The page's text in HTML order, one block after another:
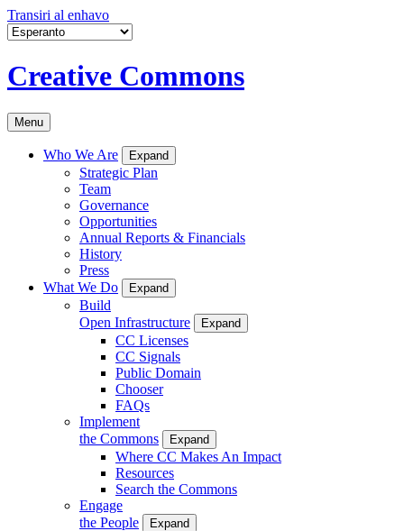
Transiri al enhavo
Creative Commons
Menu
Who We Are Expand
Strategic Plan
Team
Governance
Opportunities
Annual Reports & Financials
History
Press
What We Do
Expand
Build
Open Infrastructure
Expand
CC Licenses
CC Signals
Public Domain
Chooser
FAQs
Implement
the Commons
Expand
Where CC Makes An Impact
Resources
Search the Commons
Engage
the People
Expand